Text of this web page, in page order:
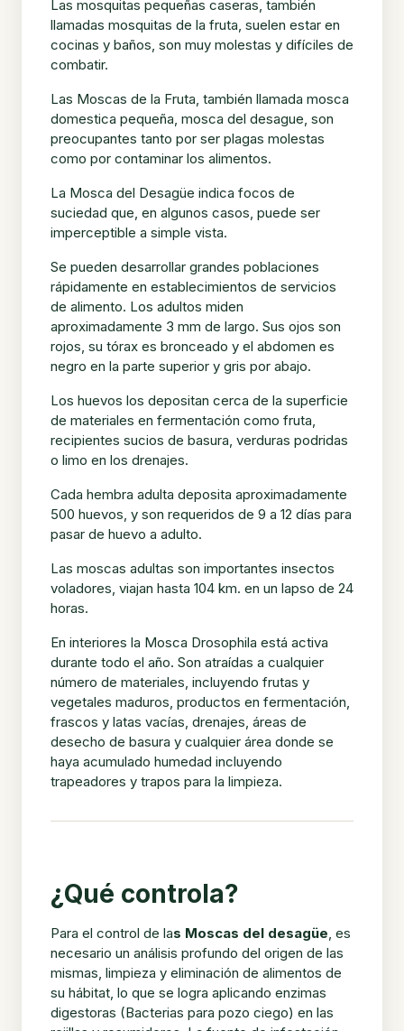
Las mosquitas pequeñas caseras, también
llamadas mosquitas de la fruta, suelen estar en
cocinas y baños, son muy molestas y difíciles de
combatir.
Las Moscas de la Fruta, también llamada mosca
domestica pequeña, mosca del desague, son
preocupantes tanto por ser plagas molestas
como por contaminar los alimentos.
La Mosca del Desagüe indica focos de
suciedad que, en algunos casos, puede ser
imperceptible a simple vista.
Se pueden desarrollar grandes poblaciones
rápidamente en establecimientos de servicios
de alimento. Los adultos miden
aproximadamente 3 mm de largo. Sus ojos son
rojos, su tórax es bronceado y el abdomen es
negro en la parte superior y gris por abajo.
Los huevos los depositan cerca de la superficie
de materiales en fermentación como fruta,
recipientes sucios de basura, verduras podridas
o limo en los drenajes.
Cada hembra adulta deposita aproximadamente
500 huevos, y son requeridos de 9 a 12 días para
pasar de huevo a adulto.
Las moscas adultas son importantes insectos
voladores, viajan hasta 104 km. en un lapso de 24
horas.
En interiores la Mosca Drosophila está activa
durante todo el año. Son atraídas a cualquier
número de materiales, incluyendo frutas y
vegetales maduros, productos en fermentación,
frascos y latas vacías, drenajes, áreas de
desecho de basura y cualquier área donde se
haya acumulado humedad incluyendo
trapeadores y trapos para la limpieza.
¿Qué controla?
Para el control de las Moscas del desagüe , es
necesario un análisis profundo del origen de las
mismas, limpieza y eliminación de alimentos de
su hábitat, lo que se logra aplicando enzimas
digestoras (Bacterias para pozo ciego) en las